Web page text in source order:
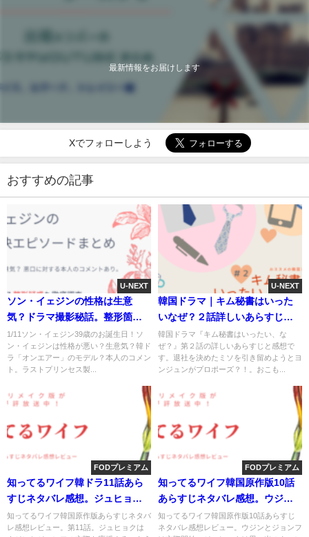
最新情報をお届けします
Xでフォローしよう
おすすめの記事
U-NEXT
ソン・イェジンの性格は生意
気？ドラマ撮影秘話。整形箇所
は鼻プロテーゼ？
1/11ソン・イェジン39歳のお誕生日！ソ
ン・イェジンは性格が悪い？生意気？韓ド
ラ「オンエアー」のモデル？本人のコメン
ト。ラストプリンセス製...
U-NEXT
韓国ドラマ｜キム秘書はいった
いなぜ？２話詳しいあらすじと
ネタバレ
韓国ドラマ『キム秘書はいったい、な
ぜ？』第２話の詳しいあらすじと感想で
す。退社を決めたミソを引き留めようとヨ
ンジュンがプロポーズ？！。おこも...
FODプレミアム
知ってるワイフ韓ドラ11話あら
すじネタバレ感想。ジュヒョク
はウジンと朝まで
知ってるワイフ韓国原作版あらすじネタバ
レ感想レビュー。第11話。ジュヒョクは
FODプレミアム
知ってるワイフ韓国原作版10話
あらすじネタバレ感想。ウジン
＆ジョンフカップル誕生とビハ
インド。
知ってるワイフ韓国原作版10話あらすじ
ネタバレ感想レビュー。ウジンとジョンフ